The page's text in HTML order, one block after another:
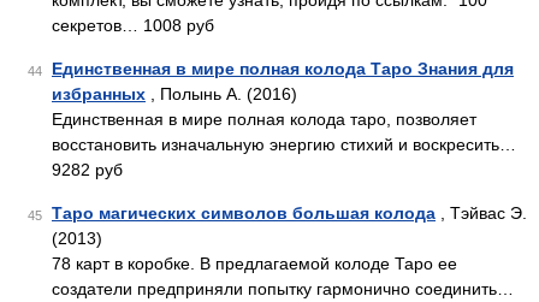
секретов… 1008 руб
44
Единственная в мире полная колода Таро Знания для
избранных , Полынь А. (2016)
Единственная в мире полная колода таро, позволяет
восстановить изначальную энергию стихий и воскресить…
9282 руб
45 Таро магических символов большая колода , Тэйвас Э.
(2013)
78 карт в коробке. В предлагаемой колоде Таро ее
создатели предприняли попытку гармонично соединить…